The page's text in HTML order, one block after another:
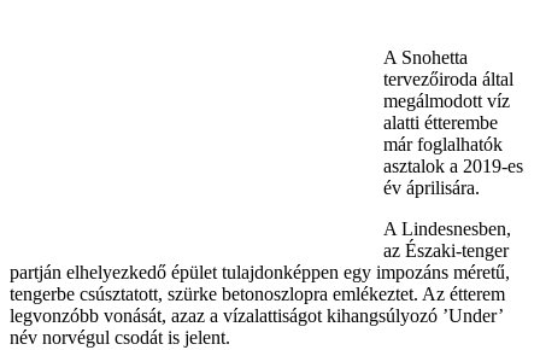
A Snohetta
tervezőiroda által
megálmodott víz
alatti étterembe
már foglalhatók
asztalok a 2019-es
év áprilisára.
A Lindesnesben,
az Északi-tenger
partján elhelyezkedő épület tulajdonképpen egy impozáns méretű,
tengerbe csúsztatott, szürke betonoszlopra emlékeztet. Az étterem
legvonzóbb vonását, azaz a vízalattiságot kihangsúlyozó ’Under’
név norvégul csodát is jelent.